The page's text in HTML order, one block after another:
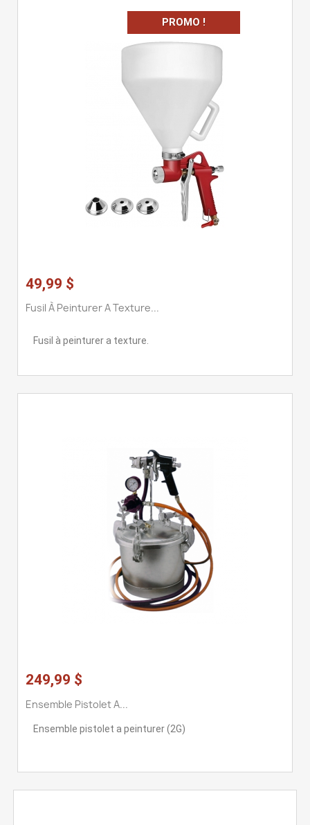
49,99 $
Fusil À Peinturer A Texture...
Fusil à peinturer a texture.
PROMO !
249,99 $
Ensemble Pistolet A...
Ensemble pistolet a peinturer (2G)